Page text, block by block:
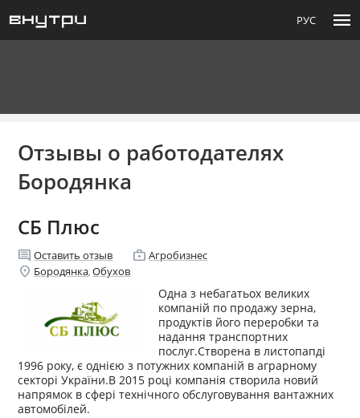
РУС menu
Отзывы о работодателях
Бородянка
СБ Плюс
comment Оставить отзыв enterprise Агробизнес
location_on Бородянка,Обухов
Одна з небагатьох великих
компаній по продажу зерна,
продуктів його переробки та
надання транспортних
послуг.Створена в листопапді
1996 року, є однією з потужних компаній в аграрному
секторі України.В 2015 році компанія створила новий
напрямок в сфері технічного обслуговування вантажних
автомобілей.